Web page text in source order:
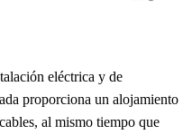
eléctrica y de
proporciona un alojamiento
al mismo tiempo que